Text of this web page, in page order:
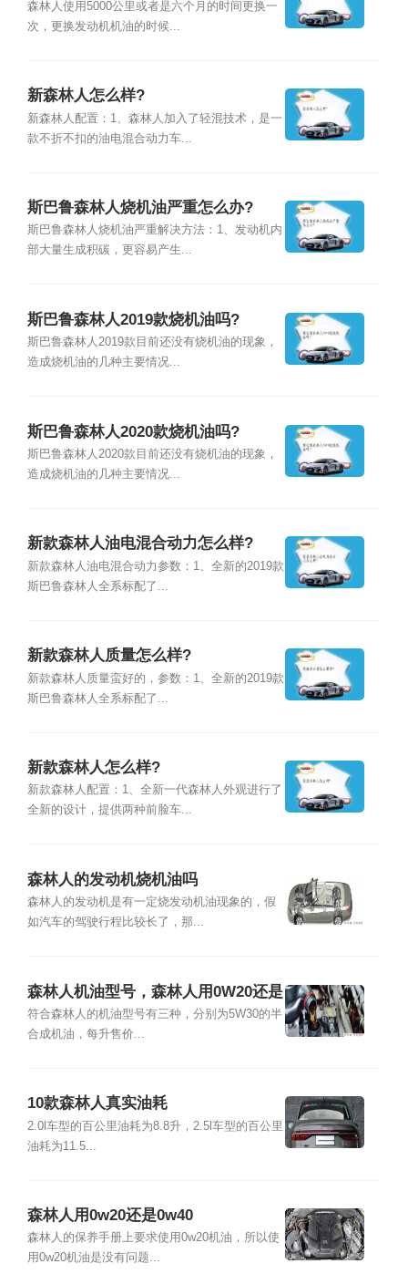
森林人使用5000公里或者是六个月的时间更换一
次，更换发动机机油的时候...
新森林人怎么样?
新森林人配置：1、森林人加入了轻混技术，是一
款不折不扣的油电混合动力车...
斯巴鲁森林人烧机油严重怎么办?
斯巴鲁森林人烧机油严重解决方法：1、发动机内
部大量生成积碳，更容易产生...
斯巴鲁森林人2019款烧机油吗?
斯巴鲁森林人2019款目前还没有烧机油的现象，
造成烧机油的几种主要情况...
斯巴鲁森林人2020款烧机油吗?
斯巴鲁森林人2020款目前还没有烧机油的现象，
造成烧机油的几种主要情况...
新款森林人油电混合动力怎么样?
新款森林人油电混合动力参数：1、全新的2019款
斯巴鲁森林人全系标配了...
新款森林人质量怎么样?
新款森林人质量蛮好的，参数：1、全新的2019款
斯巴鲁森林人全系标配了...
新款森林人怎么样?
新款森林人配置：1、全新一代森林人外观进行了
全新的设计，提供两种前脸车...
森林人的发动机烧机油吗
森林人的发动机是有一定烧发动机油现象的，假
如汽车的驾驶行程比较长了，那...
森林人机油型号，森林人用0W20还是
0W40
符合森林人的机油型号有三种，分别为5W30的半
合成机油，每升售价...
10款森林人真实油耗
2.0l车型的百公里油耗为8.8升，2.5l车型的百公里
油耗为11.5...
森林人用0w20还是0w40
森林人的保养手册上要求使用0w20机油，所以使
用0w20机油是没有问题...